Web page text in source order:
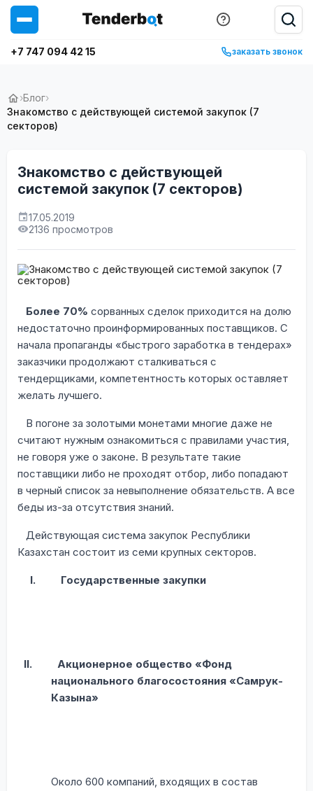
+7 747 094 42 15 заказать звонок
›Блог›
Знакомство с действующей системой закупок (7
секторов)
Знакомство с действующей
системой закупок (7 секторов)
17.05.2019
2136 просмотров
Более 70% сорванных сделок приходится на долю
недостаточно проинформированных поставщиков. С
начала пропаганды «быстрого заработка в тендерах»
заказчики продолжают сталкиваться с
тендерщиками, компетентность которых оставляет
желать лучшего.
В погоне за золотыми монетами многие даже не
считают нужным ознакомиться с правилами участия,
не говоря уже о законе. В результате такие
поставщики либо не проходят отбор, либо попадают
в черный список за невыполнение обязательств. А все
беды из-за отсутствия знаний.
Действующая система закупок Республики
Казахстан состоит из семи крупных секторов.
I. Государственные закупки
II.
Акционерное общество «Фонд
национального благосостояния «Самрук-
Казына»
Около 600 компаний, входящих в состав